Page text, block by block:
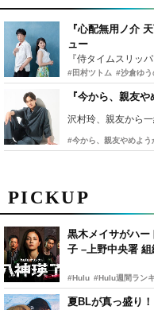
PICKUP
黒木メイサがハー
子 –上野中央署 組
#Hulu #Hulu週間ラン
夏BLが真っ盛り
『心配無用ノ介
ュー
#田村ツトム #沙倉ゆう
『今から、親友
沢村玲、親友から
#今から、親友やめよう